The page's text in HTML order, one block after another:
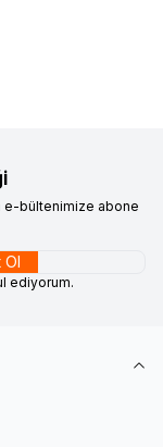
e-bültenimize abone
Ol
ediyorum.